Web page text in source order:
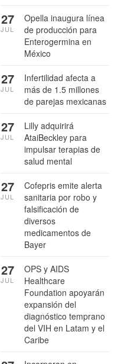
Opella inaugura línea
de producción para
Enterogermina en
México
27
JUL
Infertilidad afecta a
más de 1.5 millones
de parejas mexicanas
27
JUL
Lilly adquirirá
AtaiBeckley para
impulsar terapias de
salud mental
27
JUL
Cofepris emite alerta
sanitaria por robo y
falsificación de
diversos
medicamentos de
Bayer
27
JUL
OPS y AIDS
Healthcare
Foundation apoyarán
expansión del
diagnóstico temprano
del VIH en Latam y el
Caribe
27
JUL